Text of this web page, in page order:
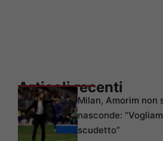
Articoli recenti
Milan, Amorim non
nasconde:
scudetto”